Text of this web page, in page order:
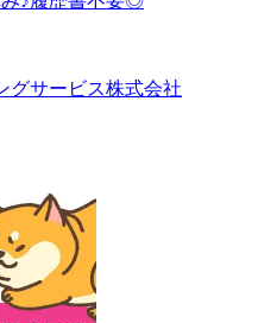
グサービス株式会社